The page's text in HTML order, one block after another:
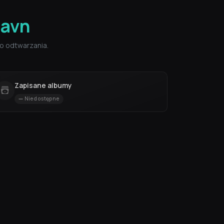
odtwarzania.
Zapisane albumy
Niedostępne